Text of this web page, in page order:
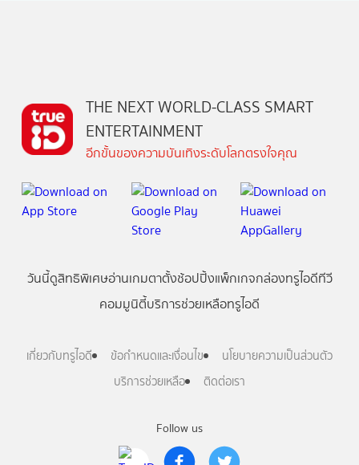
Follow us
THE NEXT WORLD-CLASS SMART
ENTERTAINMENT
อีกขั้นของความบันเทิงระดับโลกตรงใจคุณ
วันนี้ดูสิทธิพิเศษอ่านเกมตาตั้งช้อปปิ้งแพ็กเกจกล่องทรูไอดีทีวี
คอมมูนิตี้บริการช่วยเหลือทรูไอดี
เกี่ยวกับทรูไอดี ข้อกำหนดและเงื่อนไข
นโยบายความเป็นส่วนตัว
บริการช่วยเหลือ
ติดต่อเรา